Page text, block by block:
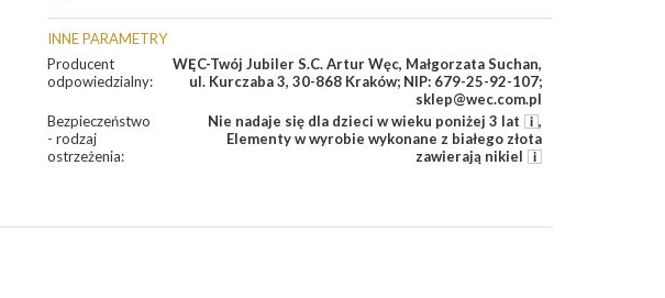
INNE PARAMETRY
Producent
odpowiedzialny:
WĘC-Twój Jubiler S.C. Artur Węc, Małgorzata Suchan,
ul. Kurczaba 3, 30-868 Kraków; NIP: 679-25-92-107;
sklep@wec.com.pl
Bezpieczeństwo
- rodzaj
ostrzeżenia:
Nie nadaje się dla dzieci w wieku poniżej 3 lat
,
Elementy w wyrobie wykonane z białego złota
zawierają nikiel